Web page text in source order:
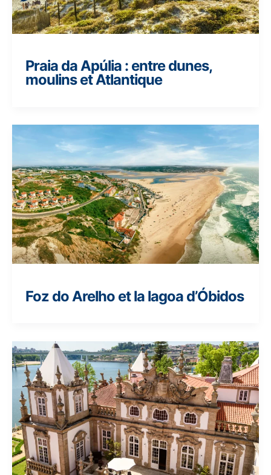
Praia da Apúlia : entre dunes,
moulins et Atlantique
Foz do Arelho et la lagoa d’Óbidos